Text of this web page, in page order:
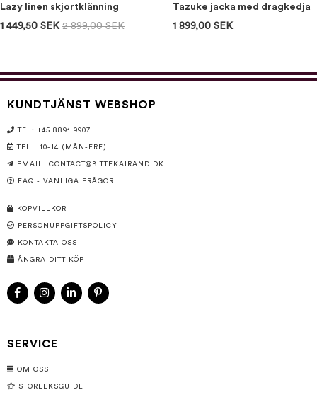
Lazy linen skjortklänning
1 449,50 SEK 2 899,00 SEK
Tazuke jacka med dragkedja
1 899,00 SEK
KUNDTJÄNST WEBSHOP
TEL: +45 8891 9907
TEL.: 10-14 (MÅN-FRE)
EMAIL: CONTACT@BITTEKAIRAND.DK
FAQ - VANLIGA FRÅGOR
KÖPVILLKOR
PERSONUPPGIFTSPOLICY
KONTAKTA OSS
ÅNGRA DITT KÖP
SERVICE
OM OSS
STORLEKSGUIDE